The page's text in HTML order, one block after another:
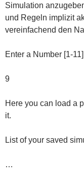
Simulation
und Regeln implizit
vereinfachend den
Enter a Number [1-
9
Here you can load a
it.
List of your saved
…